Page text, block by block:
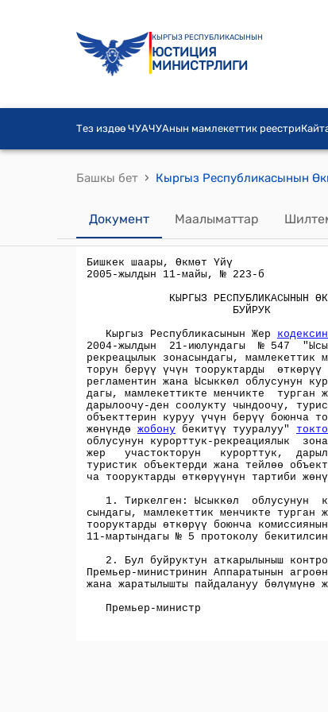
КЫРГЫЗ РЕСПУБЛИКАСЫНЫН
ЮСТИЦИЯ
МИНИСТРЛИГИ
Тез издөө ЧУАЧУАнын мамлекеттик реестри
Башкы бет › Кыргыз Республикасынын
Документ Маалыматтар